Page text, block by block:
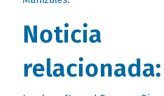
Noticia
relacionada: